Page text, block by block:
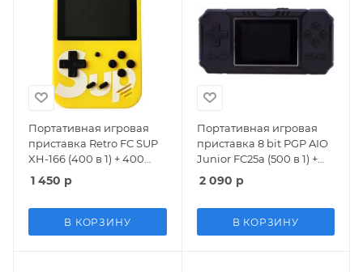
Портативная игровая
приставка Retro FC SUP
XH-166 (400 в 1) + 400
встроенных игр
(Желтый) 8 bit
1 450 р
В КОРЗИНУ
Портативная игровая
приставка 8 bit PGP AIO
Junior FC25a (500 в 1) +
500 встроенных игр
(Черный) 8 bit
2 090 р
В КОРЗИНУ